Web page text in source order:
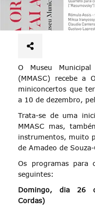
O Museu Municipal
(MMASC) recebe a
miniconcertos que
a 10 de dezembro,
Trata-se de uma
MMASC mas,
instrumentos, muito
de Amadeo de
Os programas para
seguintes:
Domingo, dia 26
Cordas)